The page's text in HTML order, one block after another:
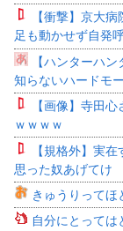
【衝撃】京大
足も動かせず自発
【ハンターハ
知らないハードモ
【画像】寺田
ｗｗｗｗ
【規格外】実
思った奴あげてけ
きゅうりってほ
自分にとって